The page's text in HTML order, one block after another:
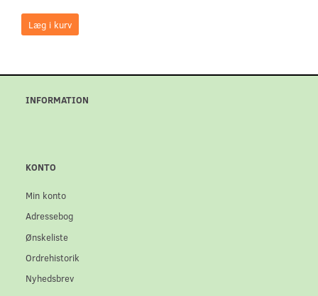
Læg i kurv
INFORMATION
KONTO
Min konto
Adressebog
Ønskeliste
Ordrehistorik
Nyhedsbrev